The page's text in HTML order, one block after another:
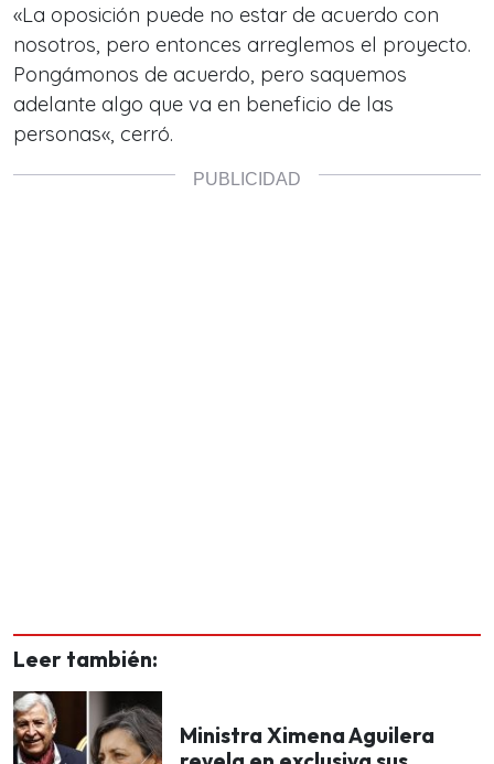
«La oposición puede no estar de acuerdo con
nosotros, pero entonces arreglemos el proyecto.
Pongámonos de acuerdo, pero saquemos
adelante algo que va en beneficio de las
personas«, cerró.
Leer también:
Ministra Ximena Aguilera